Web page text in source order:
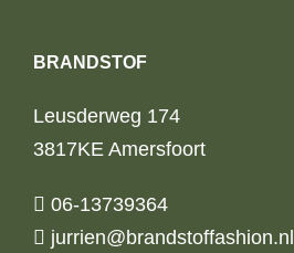
BRANDSTOF
Leusderweg 174
3817KE Amersfoort
06-13739364
jurrien@brandstoffashion.nl